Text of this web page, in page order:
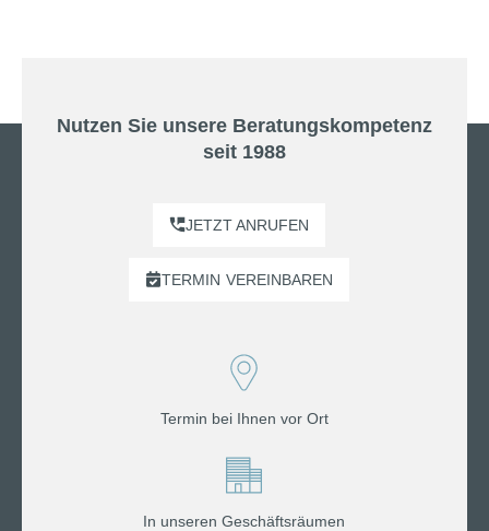
Nutzen Sie unsere Beratungskompetenz
seit 1988
JETZT ANRUFEN
TERMIN VEREINBAREN
Termin bei Ihnen vor Ort
In unseren Geschäftsräumen